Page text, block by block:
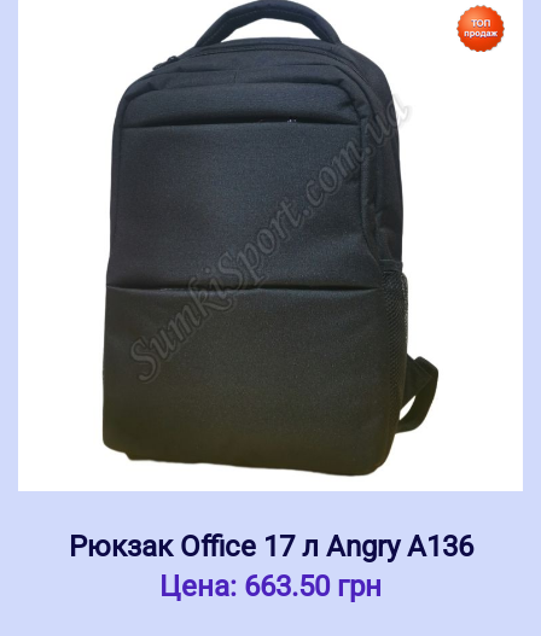
Рюкзак Office 17 л Angry А136
Цена: 663.50 грн